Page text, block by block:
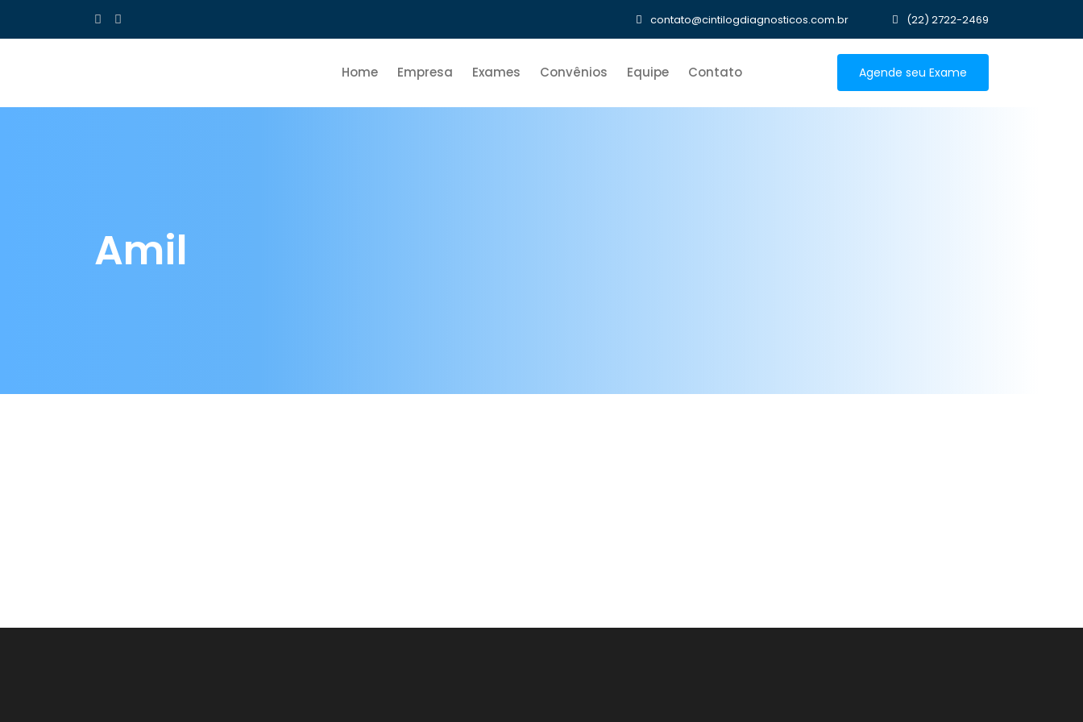
contato@cintilogdiagnosticos.com.br (22) 2722-2469
Home Empresa Exames Convênios Equipe Contato Agende seu Exame
Amil